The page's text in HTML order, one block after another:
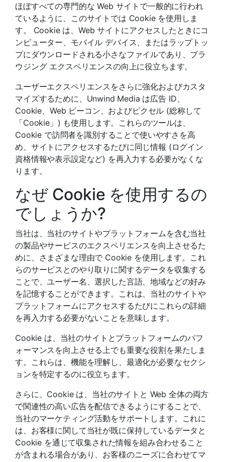
ほぼすべての専門的な Web サイトで一般的に行われ
ているように、このサイトでは Cookie を使用しま
す。 Cookie は、Web サイトにアクセスしたときにコ
ンピューター、モバイル デバイス、またはラップトッ
プにダウンロードされる小さなファイルであり、ブラ
ウジング エクスペリエンスの向上に役立ちます。
ユーザーエクスペリエンスをさらに強化およびカスタ
マイズするために、Unwind Media は広告 ID、
Cookie、Web ビーコン、およびピクセル (総称して
「Cookie」) も使用します。これらのツールは、
Cookie で訪問者を識別することで使いやすさを高
め、サイトにアクセスするたびに同じ情報 (ログイン
資格情報や表示設定など) を再入力する必要がなくな
ります。
なぜ Cookie を使用するの
でしょうか?
当社は、当社のサイトやプラットフォームを含む当社
の製品やサービスのエクスペリエンスを向上させるた
めに、さまざまな理由で Cookie を使用します。これ
らのサービスとのやり取りに関するデータを収集する
ことで、ユーザー名、選択した言語、地域などの好み
を記憶することができます。これは、当社のサイトや
プラットフォームにアクセスするたびにこれらの詳細
を再入力する必要がないことを意味します。
Cookie は、当社のサイトとプラットフォームのパフ
ォーマンスを向上させる上でも重要な役割を果たしま
す。これらは、機能を理解し、最適化が必要なセクシ
ョンを特定するのに役立ちます。
さらに、Cookie は、当社のサイトと Web 全体の両方
で関連性の高い広告を配信できるようにすることで、
当社のマーケティング活動をサポートします。これに
は、お客様に関して当社が既に保持しているデータと
Cookie を通じて収集された情報を組み合わせること
が含まれる場合があり、お客様のニーズに合わせてマ